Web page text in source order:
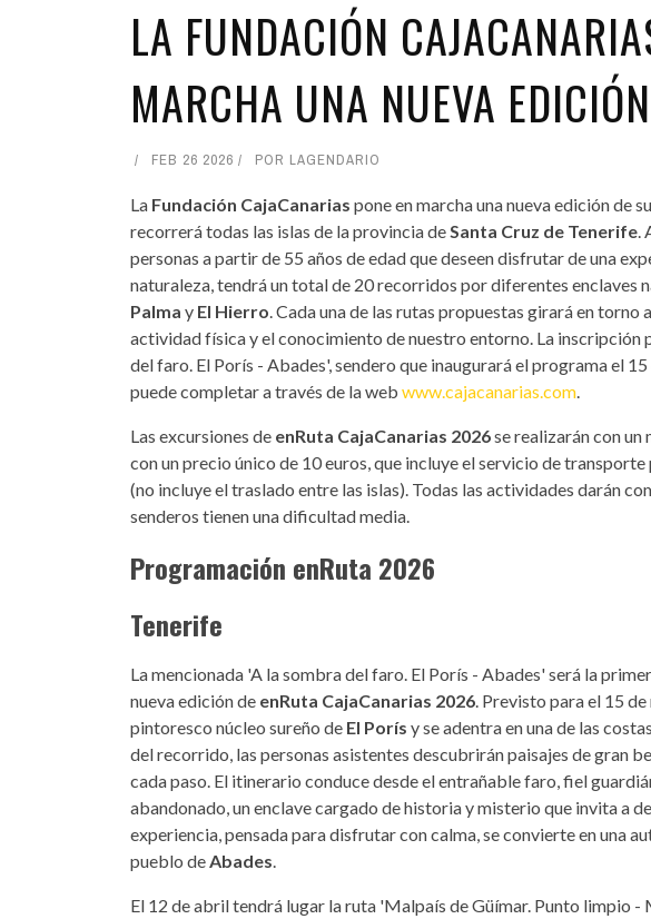
LA FUNDACIÓN
MARCHA UNA NUEVA
FEB 26 2026 POR LAGENDARIO
La Fundación CajaCanarias pone en marcha una nueva edición de
recorrerá todas las islas de la provincia de Santa Cruz de Tenerife
personas a partir de 55 años de edad que deseen disfrutar de una
naturaleza, tendrá un total de 20 recorridos por diferentes enclaves
Palma y El Hierro . Cada una de las rutas propuestas girará en torno
actividad física y el conocimiento de nuestro entorno. La
del faro. El Porís - Abades', sendero que inaugurará el programa el
puede completar a través de la web www.cajacanarias.com
Las excursiones de enRuta CajaCanarias 2026se realizarán con
con un precio único de 10 euros, que incluye el servicio de
(no incluye el traslado entre las islas). Todas las actividades darán
senderos tienen una dificultad media.
Programación enRuta 2026
Tenerife
La mencionada 'A la sombra del faro. El Porís - Abades' será la
nueva edición de enRuta CajaCanarias 2026 . Previsto para el 15
pintoresco núcleo sureño de El Porís y se adentra en una de las
del recorrido, las personas asistentes descubrirán paisajes de gran
cada paso. El itinerario conduce desde el entrañable faro, fiel
abandonado, un enclave cargado de historia y misterio que invita a
experiencia, pensada para disfrutar con calma, se convierte en una
pueblo de Abades
El 12 de abril tendrá lugar la ruta 'Malpaís de Güímar. Punto limpio